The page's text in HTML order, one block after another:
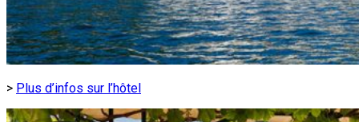
> Plus d’infos sur l’hôtel